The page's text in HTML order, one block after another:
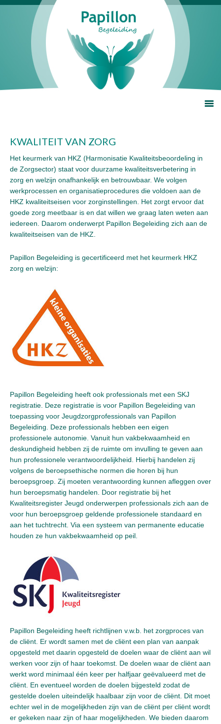
KWALITEIT VAN ZORG
Het keurmerk van HKZ (Harmonisatie Kwaliteitsbeoordeling in
de Zorgsector) staat voor duurzame kwaliteitsverbetering in
zorg en welzijn onafhankelijk en betrouwbaar. We volgen
werkprocessen en organisatieprocedures die voldoen aan de
HKZ kwaliteitseisen voor zorginstellingen. Het zorgt ervoor dat
goede zorg meetbaar is en dat willen we graag laten weten aan
iedereen. Daarom onderwerpt Papillon Begeleiding zich aan de
kwaliteitseisen van de HKZ.
Papillon Begeleiding is gecertificeerd met het keurmerk HKZ
zorg en welzijn:
Papillon Begeleiding heeft ook professionals met een SKJ
registratie. Deze registratie is voor Papillon Begeleiding van
toepassing voor Jeugdzorgprofessionals van Papillon
Begeleiding. Deze professionals hebben een eigen
professionele autonomie. Vanuit hun vakbekwaamheid en
deskundigheid hebben zij de ruimte om invulling te geven aan
hun professionele verantwoordelijkheid. Hierbij handelen zij
volgens de beroepsethische normen die horen bij hun
beroepsgroep. Zij moeten verantwoording kunnen afleggen over
hun beroepsmatig handelen. Door registratie bij het
Kwaliteitsregister Jeugd onderwerpen professionals zich aan de
voor hun beroepsgroep geldende professionele standaard en
aan het tuchtrecht. Via een systeem van permanente educatie
houden ze hun vakbekwaamheid op peil.
Papillon Begeleiding heeft richtlijnen v.w.b. het zorgproces van
de cliënt. Er wordt samen met de cliënt een plan van aanpak
opgesteld met daarin opgesteld de doelen waar de cliënt aan wil
werken voor zijn of haar toekomst. De doelen waar de cliënt aan
werkt word minimaal één keer per halfjaar geëvalueerd met de
cliënt. En eventueel worden de doelen bijgesteld zodat de
gestelde doelen uiteindelijk haalbaar zijn voor de cliënt. Dit moet
echter wel in de mogelijkheden zijn van de cliënt per cliënt wordt
er gekeken naar zijn of haar mogelijkheden. We bieden daarom